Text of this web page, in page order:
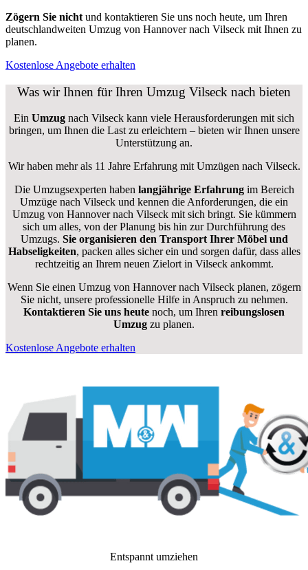
Zögern Sie nicht und kontaktieren Sie uns noch heute, um Ihren
deutschlandweiten Umzug von Hannover nach Vilseck mit Ihnen zu
planen.
Kostenlose Angebote erhalten
Was wir Ihnen für Ihren Umzug Vilseck nach bieten
Ein Umzug nach Vilseck kann viele Herausforderungen mit sich
bringen, um Ihnen die Last zu erleichtern – bieten wir Ihnen unsere
Unterstützung an.
Wir haben mehr als 11 Jahre Erfahrung mit Umzügen nach Vilseck.
Die Umzugsexperten haben langjährige Erfahrungim Bereich
Umzüge nach Vilseck und kennen die Anforderungen, die ein
Umzug von Hannover nach Vilseck mit sich bringt. Sie kümmern
sich um alles, von der Planung bis hin zur Durchführung des
Umzugs. Sie organisieren den Transport Ihrer Möbel und
Habseligkeiten, packen alles sicher ein und sorgen dafür, dass alles
rechtzeitig an Ihrem neuen Zielort in Vilseck ankommt.
Wenn Sie einen Umzug von Hannover nach Vilseck planen, zögern
Sie nicht, unsere professionelle Hilfe in Anspruch zu nehmen.
Kontaktieren Sie uns heute noch, um Ihren reibungslosen
Umzug zu planen.
Kostenlose Angebote erhalten
Entspannt umziehen